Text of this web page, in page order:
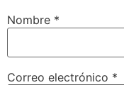
Nombre *
Correo electrónico *